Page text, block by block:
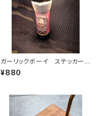
ガーリックボーイ ステッカーシ
ール
¥880